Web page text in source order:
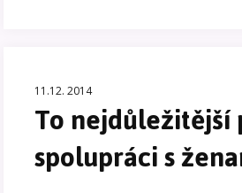
11.12. 2014
To nejdůležitější
spolupráci s